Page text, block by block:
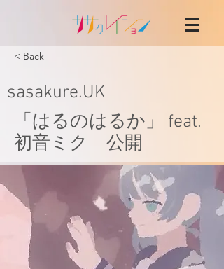
< Back
sasakure.UK
「はるのはるか」 feat.
初音ミク 公開